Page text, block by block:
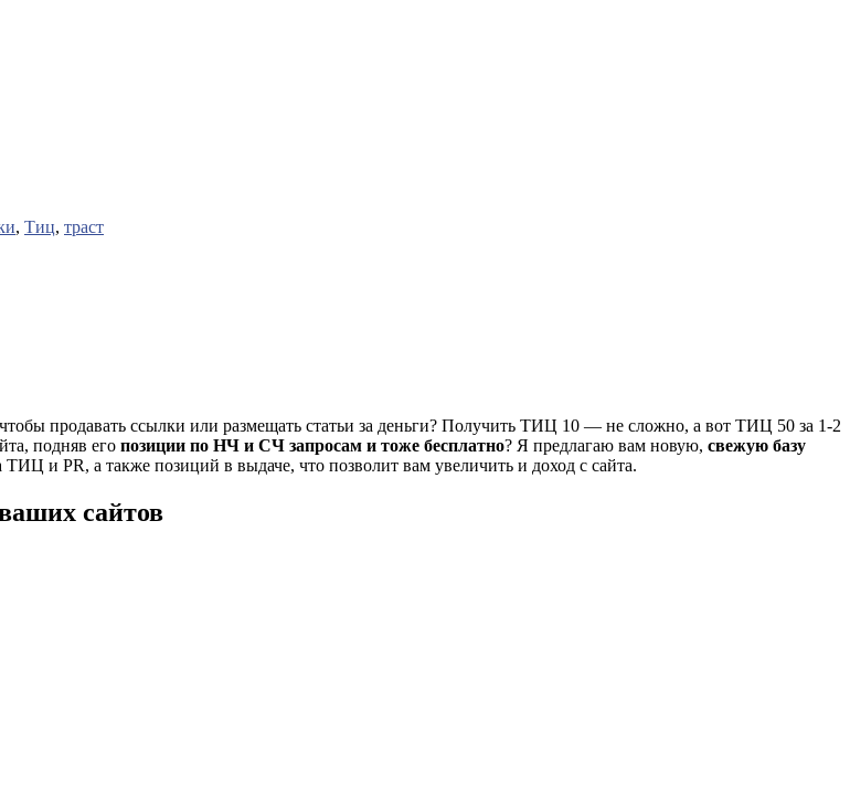
, Тиц, траст
продавать ссылки или размещать статьи за деньги? Получить ТИЦ 10 — не сложно, а вот ТИЦ 50 за 1-2
подняв его позиции по НЧ и СЧ запросам и тоже бесплатно? Я предлагаю вам новую, свежую базу
и PR, а также позиций в выдаче, что позволит вам увеличить и доход с сайта.
сайтов